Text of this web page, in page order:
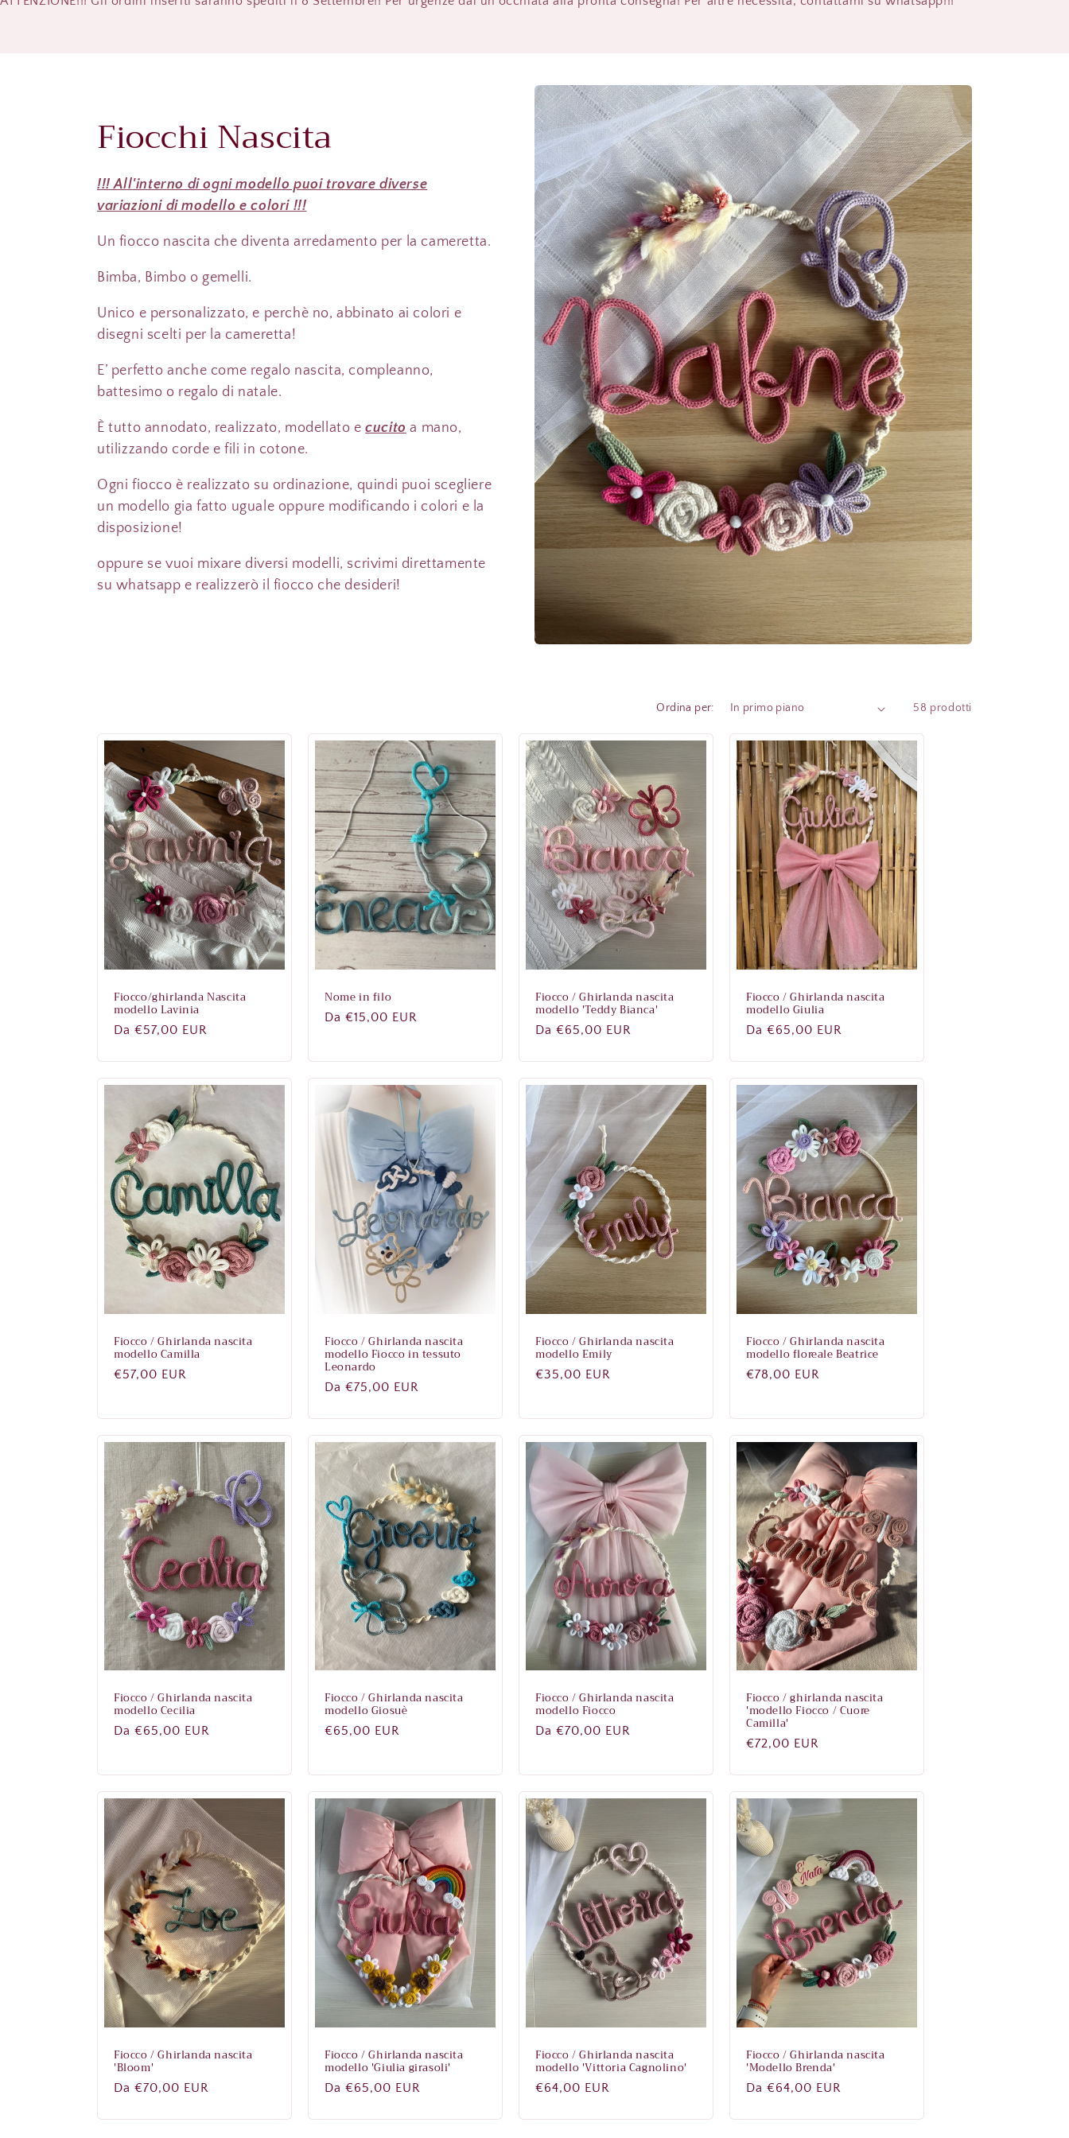
C
o
l
l
e
z
i
o
n
e
:
Fiocchi Nascita
!!! All'interno di ogni modello puoi trovare diverse
variazioni di modello e colori !!!
Un fiocco nascita che diventa arredamento per la cameretta.
Bimba, Bimbo o gemelli.
Unico e personalizzato, e perchè no, abbinato ai colori e
disegni scelti per la cameretta!
E’ perfetto anche come regalo nascita, compleanno,
battesimo o regalo di natale.
È tutto annodato, realizzato, modellato ecucito a mano,
utilizzando corde e fili in cotone.
Ogni fiocco è realizzato su ordinazione, quindi puoi scegliere
un modello gia fatto uguale oppure modificando i colori e la
disposizione!
oppure se vuoi mixare diversi modelli, scrivimi direttamente
su whatsapp e realizzerò il fiocco che desideri!
Ordina per: 58 prodotti
Fiocco/ghirlanda Nascita
modello Lavinia
Prezzo
Da €57,00 EUR
Nome in filo
Prezzo
Da €15,00 EUR
Fiocco / Ghirlanda nascita
modello 'Teddy Bianca'
Prezzo
Da €65,00 EUR
Fiocco / Ghirlanda nascita
modello Giulia
Prezzo
Da €65,00 EUR
Fiocco / Ghirlanda nascita
modello Camilla
Prezzo
€57,00 EUR
Fiocco / Ghirlanda nascita
modello Fiocco in tessuto
Leonardo
Prezzo
Da €75,00 EUR
Fiocco / Ghirlanda nascita
modello Emily
Prezzo
€35,00 EUR
Fiocco / Ghirlanda nascita
modello floreale Beatrice
Prezzo
€78,00 EUR
Fiocco / Ghirlanda nascita
modello Cecilia
Prezzo
Da €65,00 EUR
Fiocco / Ghirlanda nascita
modello Giosuè
Prezzo
€65,00 EUR
Fiocco / Ghirlanda nascita
modello Fiocco
Prezzo
Da €70,00 EUR
Fiocco / ghirlanda nascita
'modello Fiocco / Cuore
Camilla'
Prezzo
€72,00 EUR
Fiocco / Ghirlanda nascita
'Bloom'
Prezzo
Da €70,00 EUR
Fiocco / Ghirlanda nascita
modello 'Giulia girasoli'
Prezzo
Da €65,00 EUR
Fiocco / Ghirlanda nascita
modello 'Vittoria Cagnolino'
Prezzo
€64,00 EUR
Fiocco / Ghirlanda nascita
'Modello Brenda'
Prezzo
Da €64,00 EUR